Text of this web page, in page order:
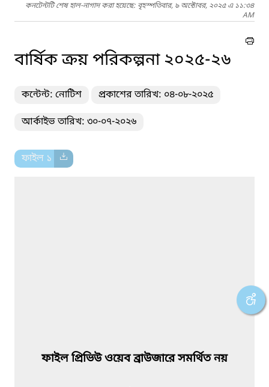
কনটেন্টটি শেষ হাল-নাগাদ করা হয়েছে: বৃহস্পতিবার, ৯ অক্টোবর, ২০২৫ এ ১১:৩৪
AM
বার্ষিক ক্রয় পরিকল্পনা ২০২৫-২৬
কন্টেন্ট: নোটিশ প্রকাশের তারিখ: ০৪-০৮-২০২৫
আর্কাইভ তারিখ: ৩০-০৭-২০২৬
ফাইল ১
ফাইল প্রিভিউ ওয়েব ব্রাউজারে সমর্থিত নয়